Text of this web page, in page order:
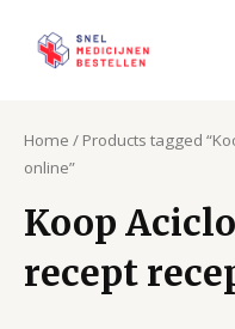
Home / Products tagged
online”
Koop
recept